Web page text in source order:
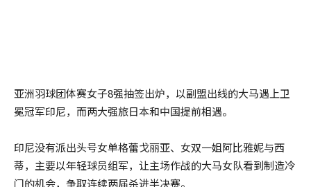
亚洲羽球团体赛女子8强抽签出炉，以副盟出线的大马遇上卫
冕冠军印尼，而两大强旅日本和中国提前相遇。
印尼没有派出头号女单格蕾戈丽亚、女双一姐阿比雅妮与西
蒂，主要以年轻球员组军，让主场作战的大马女队看到制造冷
门的机会，争取连续两届杀进半决赛。